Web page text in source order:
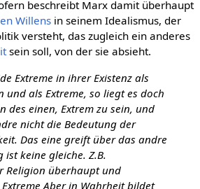
beschreibt Marx damit überhaupt
Willensin seinem Idealismus, der
versteht, das zugleich ein anderes
sein soll, von der sie absieht.
Extreme in ihrer Existenz als
als Extreme, so liegt es doch
des einen, Extrem zu sein, und
nicht die Bedeutung der
Das eine greift über das andre
ist keine gleiche. Z.B.
Religion überhaupt und
Aber in Wahrheit bildet